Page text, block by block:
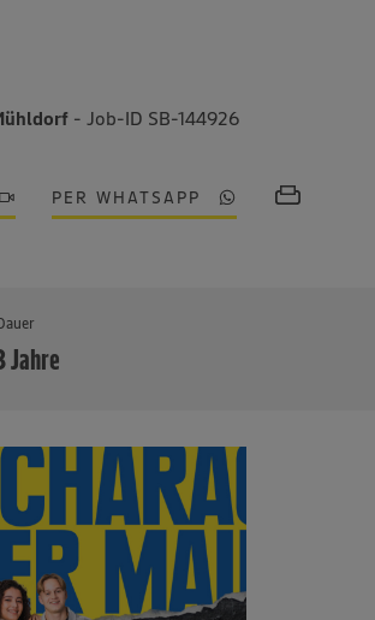
- Job-ID SB-144926
PER WHATSAPP
Jahre